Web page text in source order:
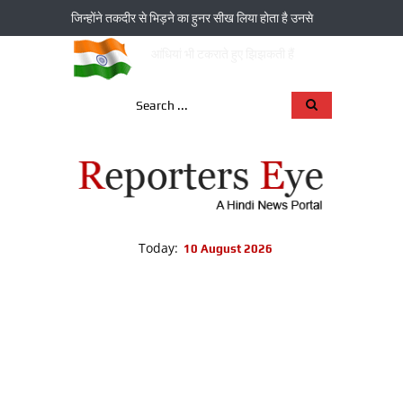
जिन्‍होंने तकदीर से भिड़ने का हुनर सीख लिया होता है उनसे
Today: 10 August 2026